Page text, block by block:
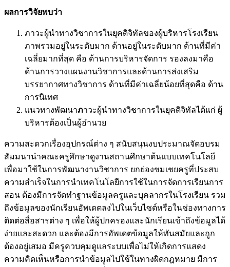
ผลการวิจัยพบว่า
ภาวะผู้นำทางวิชาการในยุคดิจิทัลของผู้บริหารโรงเรียน
ภาพรวมอยู่ในระดับมาก ด้านอยู่ในระดับมาก ด้านที่มีค่า
เฉลี่ยมากที่สุด คือ ด้านการบริหารจัดการ รองลงมาคือ
ด้านการวางแผนงานวิชาการและด้านการส่งเสริม
บรรยากาศทางวิชาการ ด้านที่มีค่าเฉลี่ยน้อยที่สุดคือ ด้าน
การนิเทศ
แนวทางพัฒนาภาวะผู้นำทางวิชาการในยุคดิจิทัลได้แก่ ผู้
บริหารต้องเป็นผู้อำนวย
ความสะดวกเรื่องอุปกรณ์ต่าง ๆ สนับสนุนงบประมาณจัดอบรม
สัมมนานำคณะครูศึกษาดูงานสถานศึกษาต้นแบบเทคโนโลยี
เพื่อมาใช้ในการพัฒนางานวิชาการ ยกย่องชมเชยครูที่ประสบ
ความสำเร็จในการนำเทคโนโลยีการใช้ในการจัดการเรียนการ
สอน ต้องมีการจัดทำฐานข้อมูลครูและบุคลากรในโรงเรียน รวม
ถึงข้อมูลของนักเรียนอัพเดตลงไปในเว็บไซต์หรือในช่องทางการ
ติดต่อสื่อสารต่าง ๆ เพื่อให้ผู้ปกครองและนักเรียนเข้าถึงข้อมูลได้
ง่ายและสะดวก และต้องมีการอัพเดตข้อมูลให้ทันสมัยและถูก
ต้องอยู่เสมอ มีครูควบคุมดูแลระบบเพื่อไม่ให้เกิดการแสดง
ความคิดเห็นหรือการนำข้อมูลไปใช้ในทางผิดกฎหมาย มีการ